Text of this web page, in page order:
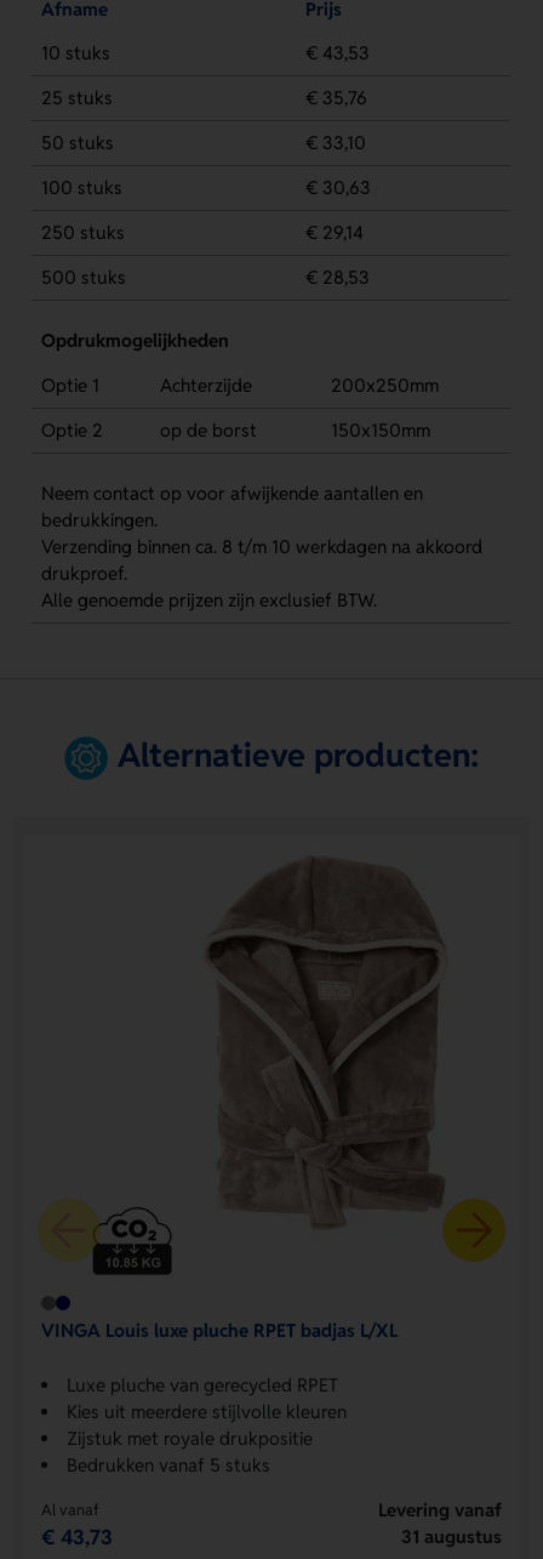
Afname
Prijs
10 stuks
€ 43,53
25 stuks
€ 35,76
50 stuks
€ 33,10
100 stuks
€ 30,63
250 stuks
€ 29,14
500 stuks
€ 28,53
Opdrukmogelijkheden
Optie 1
Achterzijde
200x250mm
Optie 2
op de borst 150x150mm
Neem contact op voor afwijkende aantallen en
bedrukkingen.
Verzending binnen ca. 8 t/m 10 werkdagen na akkoord
drukproef.
Alle genoemde prijzen zijn exclusief BTW.
Alternatieve producten:
VINGA Louis luxe pluche RPET badjas L/XL
Luxe pluche van gerecycled RPET
Kies uit meerdere stijlvolle kleuren
Zijstuk met royale drukpositie
Bedrukken vanaf 5 stuks
Al vanaf
€ 43,73
Levering vanaf
31 augustus